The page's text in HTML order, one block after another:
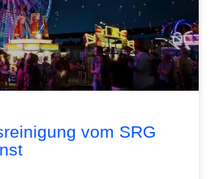
vom SRG